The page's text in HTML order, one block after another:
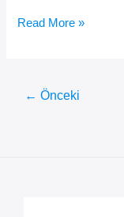
🏗️
Süreci
Read More »
← Önceki